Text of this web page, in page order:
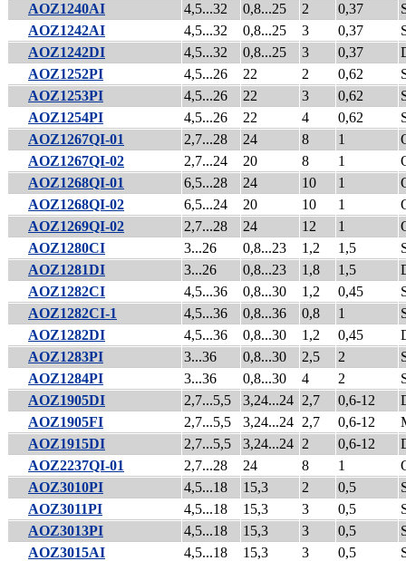
AOZ1240AI
4,5...32 0,8...25 2 0,37
AOZ1242AI
4,5...32 0,8...25 3 0,37
AOZ1242DI
4,5...32 0,8...25 3 0,37
AOZ1252PI
4,5...26 22 2 0,62
AOZ1253PI
4,5...26 22 3 0,62
AOZ1254PI
4,5...26 22 4 0,62
AOZ1267QI-01
2,7...28 24 8 1
AOZ1267QI-02
2,7...24 20 8 1
AOZ1268QI-01
6,5...28 24 10 1
AOZ1268QI-02
6,5...24 20 10 1
AOZ1269QI-02
2,7...28 24 12 1
AOZ1280CI
3...26 0,8...23 1,2 1,5
AOZ1281DI
3...26 0,8...23 1,8 1,5
AOZ1282CI
4,5...36 0,8...30 1,2 0,45
AOZ1282CI-1
4,5...36 0,8...36 0,8 1
AOZ1282DI
4,5...36 0,8...30 1,2 0,45
AOZ1283PI
3...36 0,8...30 2,5 2
AOZ1284PI
3...36 0,8...30 4 2
AOZ1905DI
2,7...5,5 3,24...24 2,7 0,6-12
AOZ1905FI
2,7...5,5 3,24...24 2,7 0,6-12
AOZ1915DI
2,7...5,5 3,24...24 2 0,6-12
AOZ2237QI-01
2,7...28 24 8 1
AOZ3010PI
4,5...18 15,3 2 0,5
AOZ3011PI
4,5...18 15,3 3 0,5
AOZ3013PI
4,5...18 15,3 3 0,5
AOZ3015AI
4,5...18 15,3 3 0,5